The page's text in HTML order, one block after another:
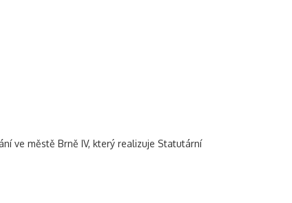
ve městě Brně IV, který realizuje Statutární